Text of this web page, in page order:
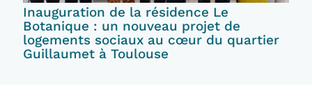
Inauguration de la résidence Le
Botanique : un nouveau projet de
logements sociaux au cœur du quartier
Guillaumet à Toulouse